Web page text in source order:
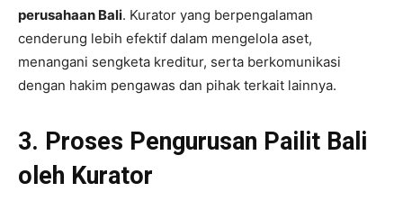
perusahaan Bali. Kurator yang berpengalaman
cenderung lebih efektif dalam mengelola aset,
menangani sengketa kreditur, serta berkomunikasi
dengan hakim pengawas dan pihak terkait lainnya.
3. Proses Pengurusan Pailit Bali
oleh Kurator